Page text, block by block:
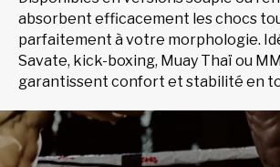
absorbent efficacement les chocs
parfaitement à votre morphologie.
Savate, kick-boxing, Muay Thaï ou
garantissent confort et stabilité en